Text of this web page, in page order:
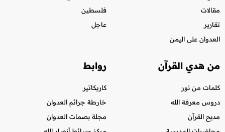
مقالات
تقارير
العدوان على اليمن
فلسطين
عاجل
من هدي القرآن
كلمات من نور
دروس معرفة الله
مديح القرآن
روابط
كاريكاتير
خارطة جرائم العدوان
مجلة بصمات العدوان